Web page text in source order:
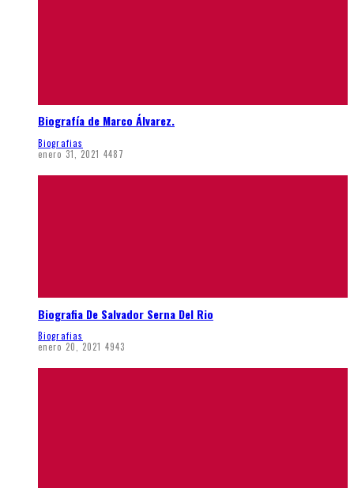
Biografía de Marco Álvarez.
Biografias
enero 31, 2021 4487
Biografia De Salvador Serna Del Rio
Biografias
enero 20, 2021 4943